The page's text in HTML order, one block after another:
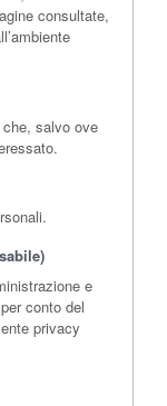
consultate,
salvo ove
e
conto del
privacy